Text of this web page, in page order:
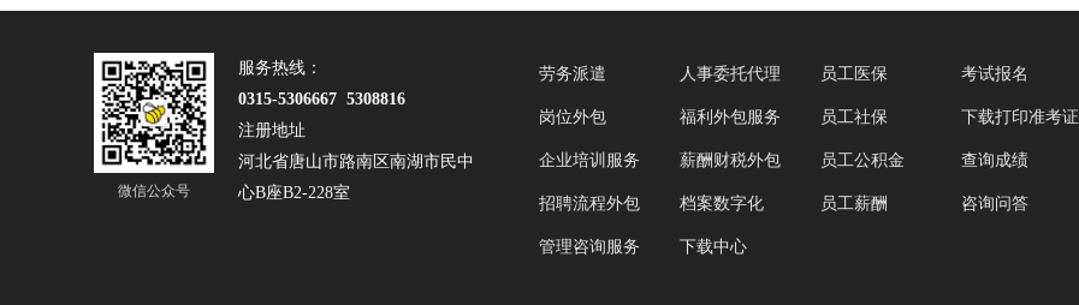
微信公众号
服务热线：
0315-5306667 5308816
注册地址
河北省唐山市路南区南湖市民中
心B座B2-228室
劳务派遣
岗位外包
企业培训服务
招聘流程外包
管理咨询服务
人事委托代理
福利外包服务
薪酬财税外包
档案数字化
下载中心
员工医保
员工社保
员工公积金
员工薪酬
考试报名
下载打印准考证
查询成绩
咨询问答